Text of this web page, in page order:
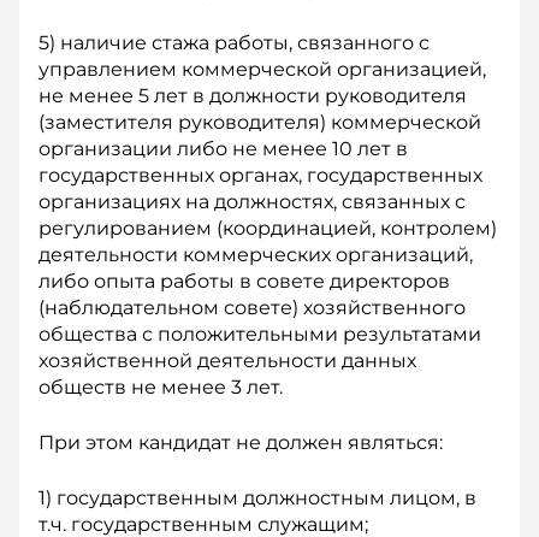
5) наличие стажа работы, связанного с
управлением коммерческой организацией,
не менее 5 лет в должности руководителя
(заместителя руководителя) коммерческой
организации либо не менее 10 лет в
государственных органах, государственных
организациях на должностях, связанных с
регулированием (координацией, контролем)
деятельности коммерческих организаций,
либо опыта работы в совете директоров
(наблюдательном совете) хозяйственного
общества с положительными результатами
хозяйственной деятельности данных
обществ не менее 3 лет.
При этом кандидат не должен являться:
1) государственным должностным лицом, в
т.ч. государственным служащим;